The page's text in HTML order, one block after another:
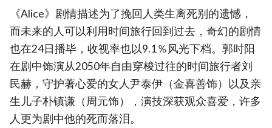
《Alice》剧情描述为了挽回人类生离死别的遗憾，
而未来的人可以利用时间旅行回到过去，奇幻的剧情
也在24日播毕，收视率也以9.1％风光下档。郭时阳
在剧中饰演从2050年自由穿梭过往的时间旅行者刘
民赫，守护著心爱的女人尹泰伊（金喜善饰）以及亲
生儿子朴镇谦（周元饰），演技深获观众喜爱，许多
人更为剧中他的死而落泪。